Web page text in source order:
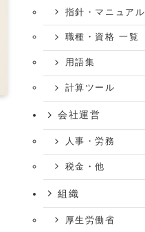
指針・マニュアル
職種・資格 一覧
用語集
計算ツール
会社運営
人事・労務
税金・他
組織
厚生労働省